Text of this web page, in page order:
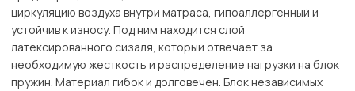
циркуляцию воздуха внутри матраса, гипоаллергенный и
устойчив к износу. Под ним находится слой
латексированного сизаля, который отвечает за
необходимую жесткость и распределение нагрузки на блок
пружин. Материал гибок и долговечен. Блок независимых